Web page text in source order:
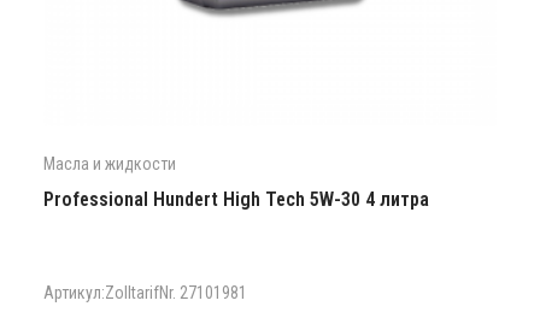
Масла и жидкости
Professional Hundert High Tech 5W-30 4 литра
Артикул:Zolltarif­Nr. 27101981